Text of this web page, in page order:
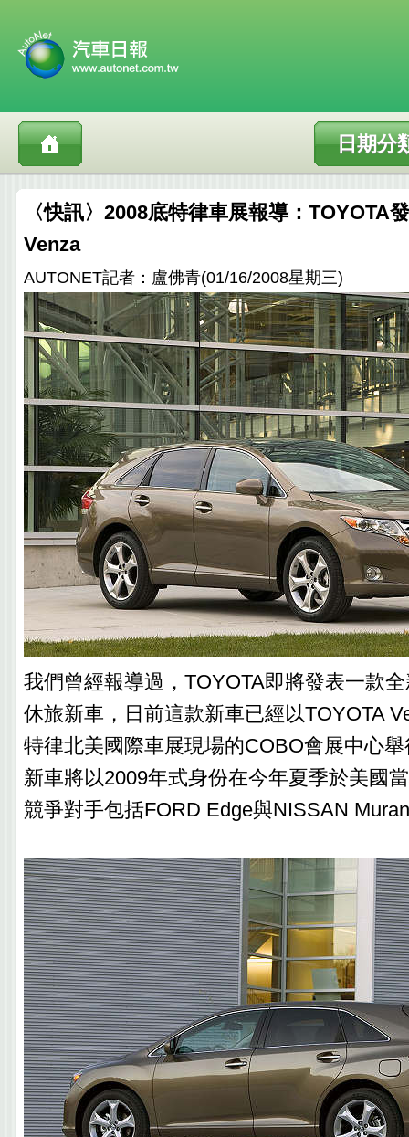
日期分
〈快訊〉2008底特律車展報導：TOYOTA
Venza
AUTONET記者：盧佛青(01/16/2008星期三)
我們曾經報導過，TOYOTA即將發表一款
休旅新車，日前這款新車已經以TOYOTA
特律北美國際車展現場的COBO會展中心
新車將以2009年式身份在今年夏季於美國
競爭對手包括FORD Edge與NISSAN